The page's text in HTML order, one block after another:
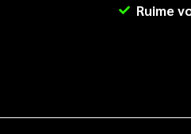
Ruime